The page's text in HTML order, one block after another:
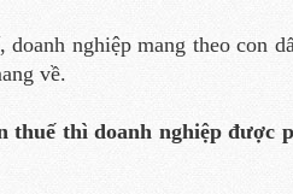
doanh nghiệp mang theo con
về.
thì doanh nghiệp được